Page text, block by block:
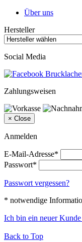
Über uns
Hersteller
Social Media
Zahlungsweisen
× Close
Anmelden
E-Mail-Adresse*
Passwort*
Passwort vergessen?
* notwendige
Ich bin ein neuer Kunde
Back to Top